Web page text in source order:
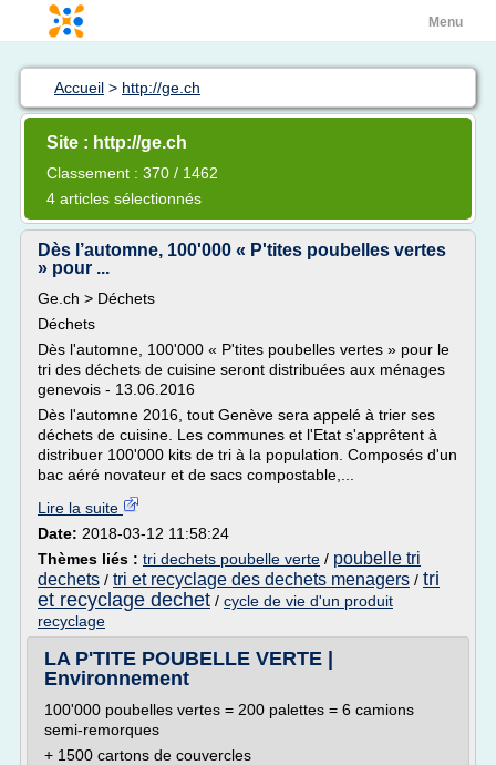
Menu
Accueil > http://ge.ch
Site : http://ge.ch
Classement : 370 / 1462
4 articles sélectionnés
Dès l’automne, 100'000 « P'tites poubelles vertes
» pour ...
Ge.ch > Déchets
Déchets
Dès l'automne, 100'000 « P'tites poubelles vertes » pour le
tri des déchets de cuisine seront distribuées aux ménages
genevois - 13.06.2016
Dès l'automne 2016, tout Genève sera appelé à trier ses
déchets de cuisine. Les communes et l'Etat s'apprêtent à
distribuer 100'000 kits de tri à la population. Composés d'un
bac aéré novateur et de sacs compostable,...
Lire la suite
Date: 2018-03-12 11:58:24
Thèmes liés : tri dechets poubelle verte / poubelle tri
dechets / tri et recyclage des dechets menagers / tri
et recyclage dechet / cycle de vie d'un produit
recyclage
LA P'TITE POUBELLE VERTE |
Environnement
100'000 poubelles vertes = 200 palettes = 6 camions
semi-remorques
+ 1500 cartons de couvercles